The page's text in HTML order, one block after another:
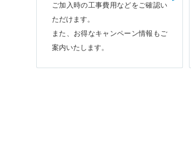
ご加入時の工事費用などをご確認い
ただけます。
また、お得なキャンペーン情報もご
案内いたします。